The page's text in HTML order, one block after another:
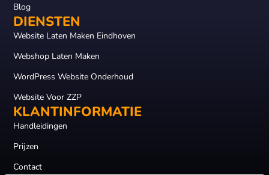
Blog
DIENSTEN
Website Laten Maken Eindhoven
Webshop Laten Maken
WordPress Website Onderhoud
Website Voor ZZP
KLANTINFORMATIE
Handleidingen
Prijzen
Contact